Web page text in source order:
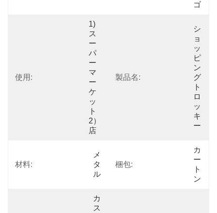
ゴ
使用:
1)
ス
ー
パ
ー
マ
ー
ケ
ッ
ト
2）
店
製品名:
シ
ョ
ッ
ピ
ン
グ
ト
ロ
ッ
キ
ー
材料:
メ
タ
ル
梱包:
カ
ー
ト
ン
カ
ス